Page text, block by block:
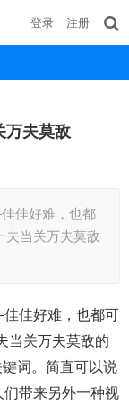
登录 注册
万夫莫敌
佳好难，也都
夫当关万夫莫敌
佳好难，也都可
当关万夫莫敌的
词。简直可以说
带来另外一种视